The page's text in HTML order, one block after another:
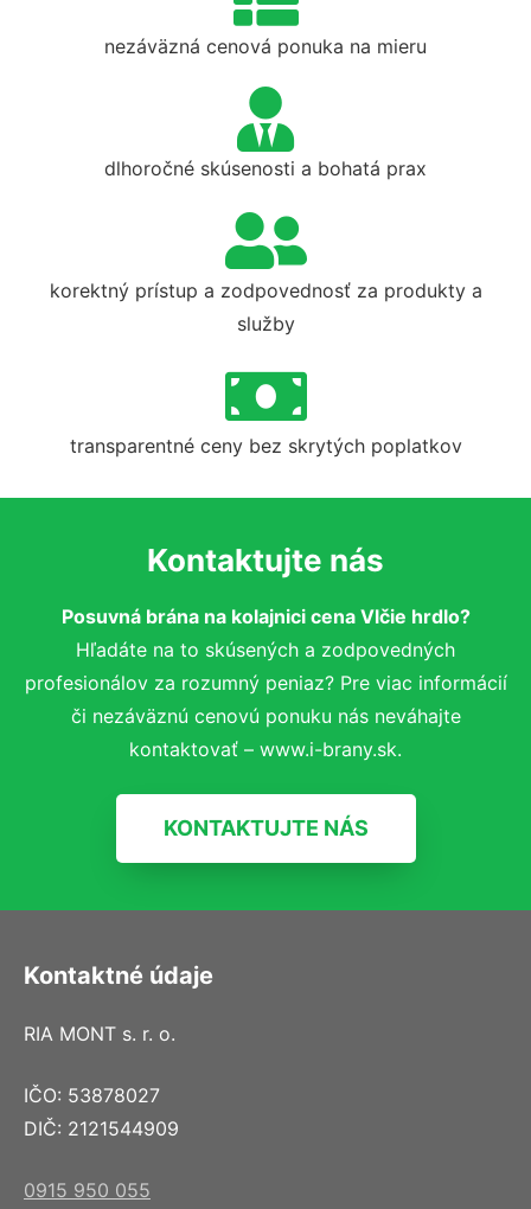
nezáväzná cenová ponuka na mieru
dlhoročné skúsenosti a bohatá prax
korektný prístup a zodpovednosť za produkty a
služby
transparentné ceny bez skrytých poplatkov
Kontaktujte nás
Posuvná brána na kolajnici cena Vlčie hrdlo?
Hľadáte na to skúsených a zodpovedných
profesionálov za rozumný peniaz? Pre viac informácií
či nezáväznú cenovú ponuku nás neváhajte
kontaktovať – www.i-brany.sk.
KONTAKTUJTE NÁS
Kontaktné údaje
RIA MONT s. r. o.
IČO: 53878027
DIČ: 2121544909
0915 950 055